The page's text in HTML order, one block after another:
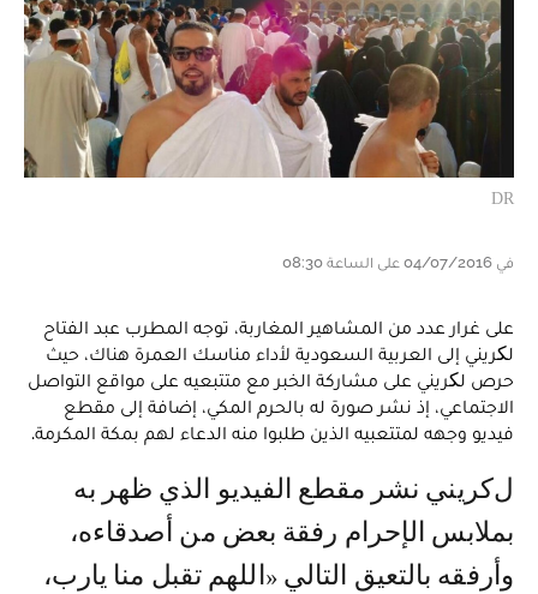
DR
في 04/07/2016 على الساعة 08:30
على غرار عدد من المشاهير المغاربة، توجه المطرب عبد الفتاح
لکريني إلى العربية السعودية لأداء مناسك العمرة هناك، حيث
حرص لکريني على مشاركة الخبر مع متتبعيه على مواقع التواصل
الاجتماعي، إذ نشر صورة له بالحرم المكي، إضافة إلى مقطع
فيديو وجهه لمتتعبيه الذين طلبوا منه الدعاء لهم بمكة المكرمة.
لكريني نشر مقطع الفيديو الذي ظهر به
بملابس الإحرام رفقة بعض من أصدقاءه،
وأرفقه بالتعيق التالي «اللهم تقبل منا يارب،